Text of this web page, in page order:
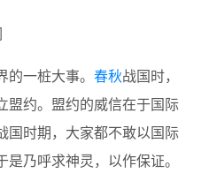
的一桩大事。 春秋战国时，
盟约。盟约的威信在于国际
国时期，大家都不敢以国际
乃呼求神灵，以作保证。